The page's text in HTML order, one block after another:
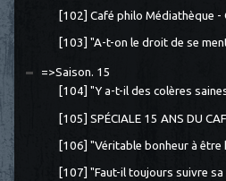
[102] Café philo Médiathèque -
[103] "A-t-on le droit de se
=>Saison. 15
[104] "Y a-t-il des colères
[105] SPÉCIALE 15 ANS DU
[106] "Véritable bonheur à être
[107] "Faut-il toujours suivre sa